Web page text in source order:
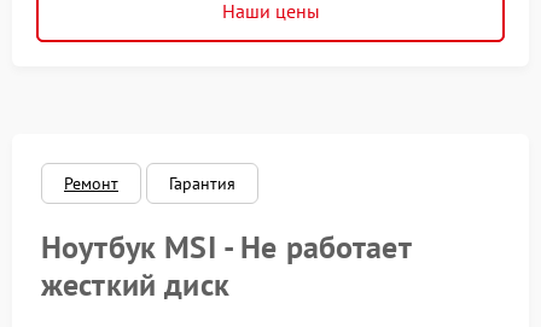
Наши цены
Ремонт Гарантия
Ноутбук MSI - Не работает
жесткий диск